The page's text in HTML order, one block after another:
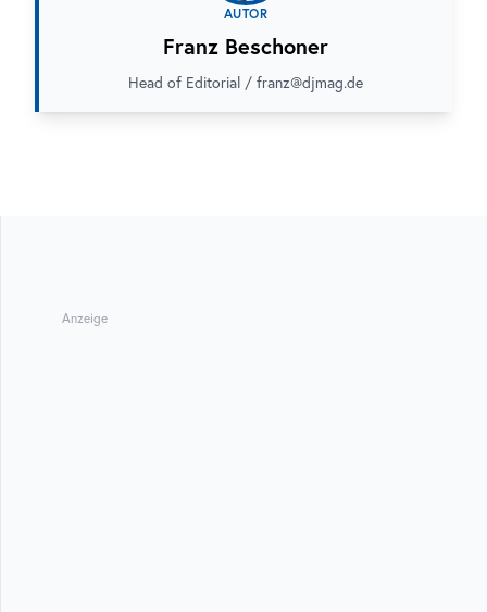
AUTOR
Franz Beschoner
Head of Editorial / franz@djmag.de
Anzeige